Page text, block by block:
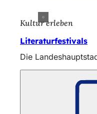
Kultur erleben
Literaturfestivals
Die